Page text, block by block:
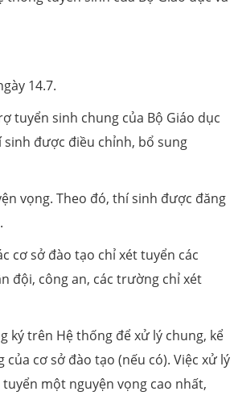
14.7.
tuyển sinh chung của Bộ Giáo dục
sinh được điều chỉnh, bổ sung
vọng. Theo đó, thí sinh được đăng
cơ sở đào tạo chỉ xét tuyển các
đội, công an, các trường chỉ xét
ký trên Hệ thống để xử lý chung, kể
cơ sở đào tạo (nếu có). Việc xử lý
một nguyện vọng cao nhất,